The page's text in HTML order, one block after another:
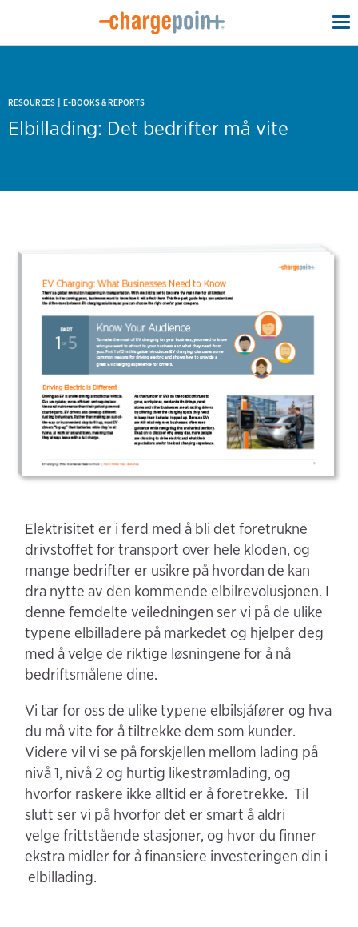
RESOURCES | E-BOOKS & REPORTS
Elbillading: Det bedrifter må vite
Elektrisitet er i ferd med å bli det foretrukne
drivstoffet for transport over hele kloden, og
mange bedrifter er usikre på hvordan de kan
dra nytte av den kommende elbilrevolusjonen. I
denne femdelte veiledningen ser vi på de ulike
typene elbilladere på markedet og hjelper deg
med å velge de riktige løsningene for å nå
bedriftsmålene dine.
Vi tar for oss de ulike typene elbilsjåfører og hva
du må vite for å tiltrekke dem som kunder.
Videre vil vi se på forskjellen mellom lading på
nivå 1, nivå 2 og hurtig likestrømlading, og
hvorfor raskere ikke alltid er å foretrekke. Til
slutt ser vi på hvorfor det er smart å aldri
velge frittstående stasjoner, og hvor du finner
ekstra midler for å finansiere investeringen din i
elbillading.